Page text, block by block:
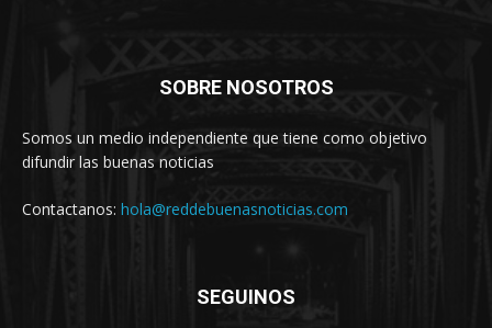
SOBRE NOSOTROS
Somos un medio independiente que tiene como objetivo
difundir las buenas noticias
Contactanos: hola@reddebuenasnoticias.com
SEGUINOS